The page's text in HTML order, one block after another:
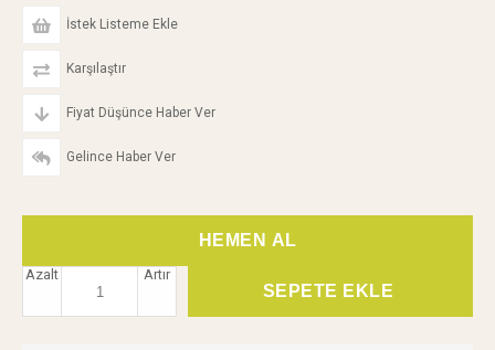
İstek Listeme Ekle
Karşılaştır
Fiyat Düşünce Haber Ver
Gelince Haber Ver
Artır
Azalt